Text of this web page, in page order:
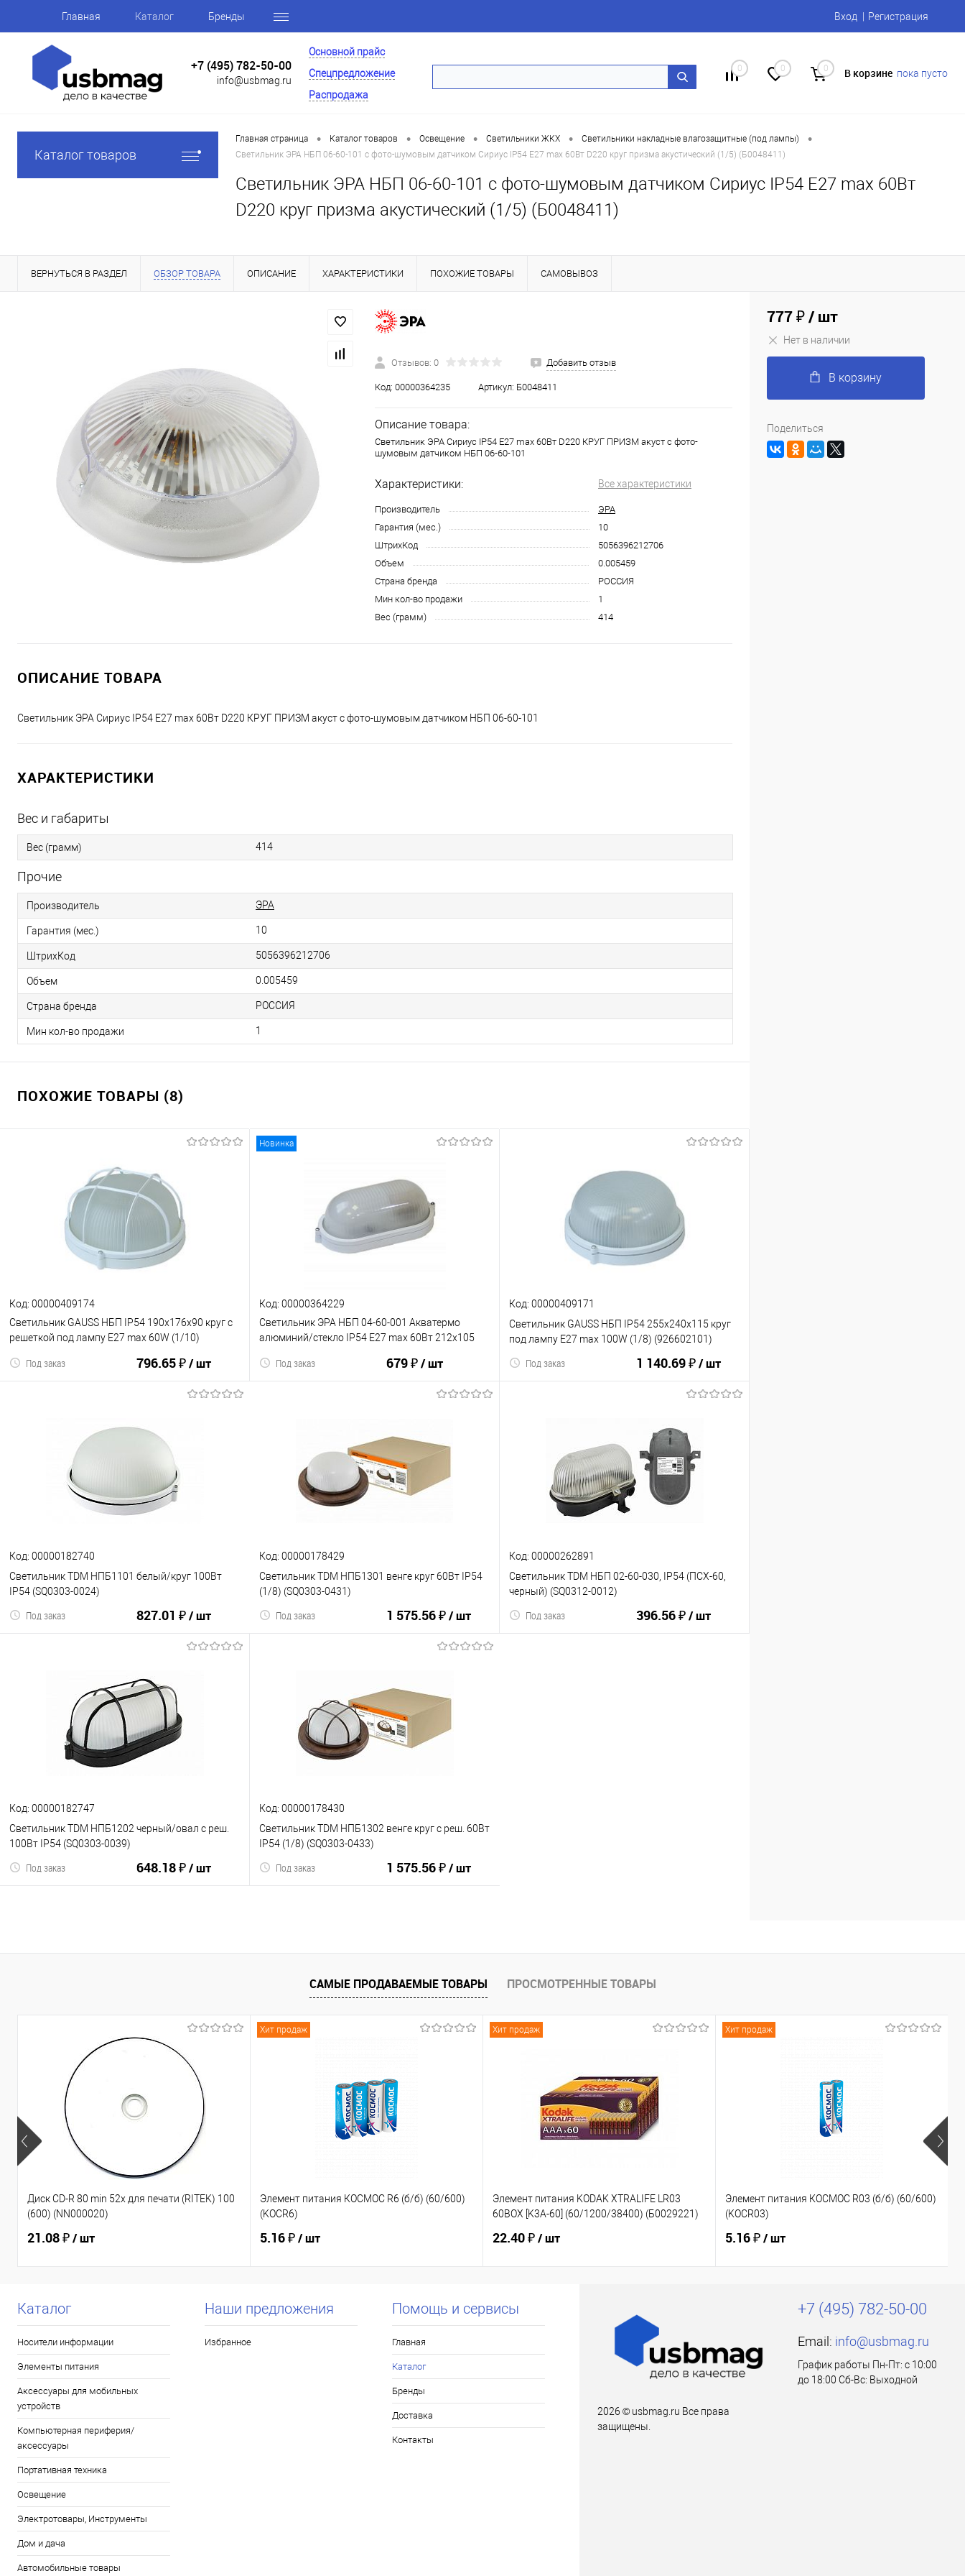
Главная Каталог Бренды Вход Регистрация
+7 (495) 782-50-00
info@usbmag.ru
Основной прайс
Спецпредложение
Распродажа
0 0 0 В корзине пока пусто
Каталог товаров
Главная страница • Каталог товаров • Освещение • Светильники ЖКХ • Светильники накладные влагозащитные (под лампы) •
Светильник ЭРА НБП 06-60-101 с фото-шумовым датчиком Сириус IP54 E27 max 60Вт D220 круг призма акустический (1/5) (Б0048411)
Светильник ЭРА НБП 06-60-101 с фото-шумовым датчиком Сириус IP54 E27 max 60Вт
D220 круг призма акустический (1/5) (Б0048411)
ВЕРНУТЬСЯ В РАЗДЕЛ ОБЗОР ТОВАРА ОПИСАНИЕ ХАРАКТЕРИСТИКИ ПОХОЖИЕ ТОВАРЫ САМОВЫВОЗ
Отзывов: 0 Добавить отзыв
Код: 00000364235 Артикул: Б0048411
Описание товара:
Cветильник ЭРА Сириус IP54 E27 max 60Вт D220 КРУГ ПРИЗМ акуст с фото-
шумовым датчиком НБП 06-60-101
Характеристики: Все характеристики
Производитель
ЭРА
Гарантия (мес.)
10
ШтрихКод
5056396212706
Объем
0.005459
Страна бренда
РОССИЯ
Мин кол-во продажи
1
Вес (грамм)
414
ОПИСАНИЕ ТОВАРА
Светильник ЭРА Сириус IP54 E27 max 60Вт D220 КРУГ ПРИЗМ акуст с фото-шумовым датчиком НБП 06-60-101
ХАРАКТЕРИСТИКИ
Вес и габариты
Вес (грамм) 414
Прочие
Производитель ЭРА
Гарантия (мес.) 10
ШтрихКод 5056396212706
Объем 0.005459
Страна бренда РОССИЯ
Мин кол-во продажи 1
ПОХОЖИЕ ТОВАРЫ (8)
Код: 00000409174
Светильник GAUSS НБП IP54 190х176х90 круг с
решеткой под лампу Е27 max 60W (1/10)
796.65 ₽/ шт
Под заказ
В корзину
К сравнению В избранное
Новинка
Код: 00000364229
Светильник ЭРА НБП 04-60-001 Акватермо
алюминий/стекло IP54 E27 max 60Вт 212х105
679 ₽/ шт
Под заказ
К сравнению В избранное
Код: 00000409171
Светильник GAUSS НБП IP54 255х240х115 круг
под лампу Е27 max 100W (1/8) (926602101)
1 140.69 ₽/ шт
Под заказ
В корзину
К сравнению В избранное
Код: 00000182740
Светильник TDM НПБ1101 белый/круг 100Вт
IP54 (SQ0303-0024)
827.01 ₽/ шт
Под заказ
В корзину
К сравнению В избранное
Код: 00000178429
Светильник TDM НПБ1301 венге круг 60Вт IP54
(1/8) (SQ0303-0431)
1 575.56 ₽/ шт
Под заказ
К сравнению В избранное
Код: 00000262891
Светильник TDM НБП 02-60-030, IP54 (ПСХ-60,
черный) (SQ0312-0012)
396.56 ₽/ шт
Под заказ
Код: 00000182747
Светильник TDM НПБ1202 черный/овал с реш.
100Вт IP54 (SQ0303-0039)
648.18 ₽/ шт
Под заказ
Код: 00000178430
Светильник TDM НПБ1302 венге круг с реш. 60Вт
IP54 (1/8) (SQ0303-0433)
1 575.56 ₽/ шт
Под заказ
К сравнению В избранное
777 ₽/ шт
Нет в наличии
В корзину
Поделиться
САМЫЕ ПРОДАВАЕМЫЕ ТОВАРЫ ПРОСМОТРЕННЫЕ ТОВАРЫ
Диск CD-R 80 min 52x для печати (RITEK) 100
(600) (NN000020)
21.08 ₽/ шт
Хит продаж
Элемент питания КОСМОС R6 (б/б) (60/600)
(KOCR6)
5.16 ₽/ шт
Хит продаж
Элемент питания KODAK XTRALIFE LR03
60BOX [K3A-60] (60/1200/38400) (Б0029221)
22.40 ₽/ шт
Хит продаж
Элемент питания КОСМОС R03 (б/б) (60/600)
(KOCR03)
5.16 ₽/ шт
Каталог
Носители информации
Элементы питания
Аксессуары для мобильных
устройств
Компьютерная периферия/
аксессуары
Портативная техника
Освещение
Электротовары, Инструменты
Дом и дача
Автомобильные товары
Наши предложения
Избранное
Помощь и сервисы
Главная
Каталог
Бренды
Доставка
Контакты
2026 © usbmag.ru Все права
защищены.
+7 (495) 782-50-00
Email: info@usbmag.ru
График работы Пн-Пт: с 10:00
до 18:00 Сб-Вс: Выходной